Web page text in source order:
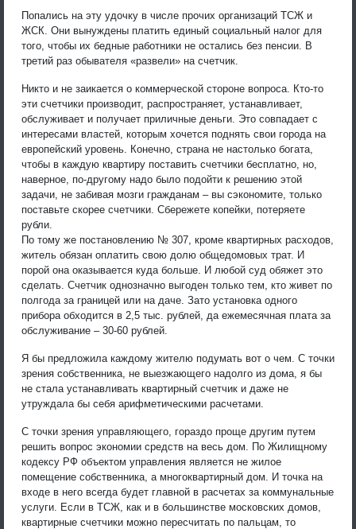
Попались на эту удочку в числе прочих организаций ТСЖ и
ЖСК. Они вынуждены платить единый социальный налог для
того, чтобы их бедные работники не остались без пенсии. В
третий раз обывателя «развели» на счетчик.
Никто и не заикается о коммерческой стороне вопроса. Кто-то
эти счетчики производит, распространяет, устанавливает,
обслуживает и получает приличные деньги. Это совпадает с
интересами властей, которым хочется поднять свои города на
европейский уровень. Конечно, страна не настолько богата,
чтобы в каждую квартиру поставить счетчики бесплатно, но,
наверное, по-другому надо было подойти к решению этой
задачи, не забивая мозги гражданам – вы сэкономите, только
поставьте скорее счетчики. Сбережете копейки, потеряете
рубли.
По тому же постановлению № 307, кроме квартирных расходов,
житель обязан оплатить свою долю общедомовых трат. И
порой она оказывается куда больше. И любой суд обяжет это
сделать. Счетчик однозначно выгоден только тем, кто живет по
полгода за границей или на даче. Зато установка одного
прибора обходится в 2,5 тыс. рублей, да ежемесячная плата за
обслуживание – 30-60 рублей.
Я бы предложила каждому жителю подумать вот о чем. С точки
зрения собственника, не выезжающего надолго из дома, я бы
не стала устанавливать квартирный счетчик и даже не
утруждала бы себя арифметическими расчетами.
С точки зрения управляющего, гораздо проще другим путем
решить вопрос экономии средств на весь дом. По Жилищному
кодексу РФ объектом управления является не жилое
помещение собственника, а многоквартирный дом. И точка на
входе в него всегда будет главной в расчетах за коммунальные
услуги. Если в ТСЖ, как и в большинстве московских домов,
квартирные счетчики можно пересчитать по пальцам, то